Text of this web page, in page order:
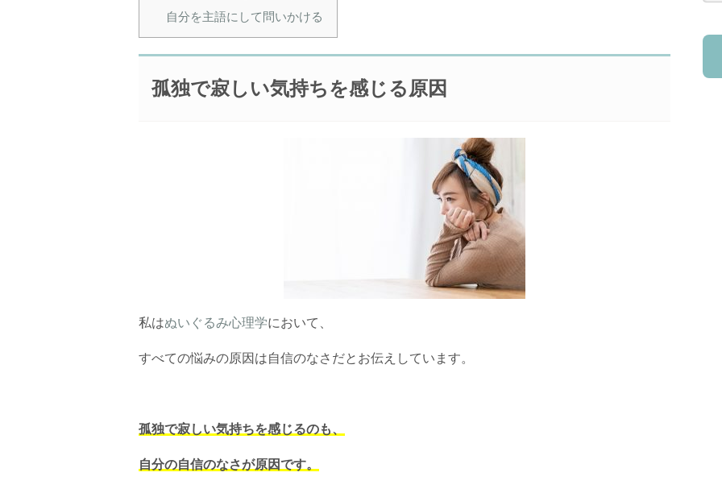
自分を主語にして問いかける
孤独で寂しい気持ちを感じる原因
私はぬいぐるみ心理学において、
すべての悩みの原因は自信のなさだとお伝えしています。
孤独で寂しい気持ちを感じるのも、
自分の自信のなさが原因です。